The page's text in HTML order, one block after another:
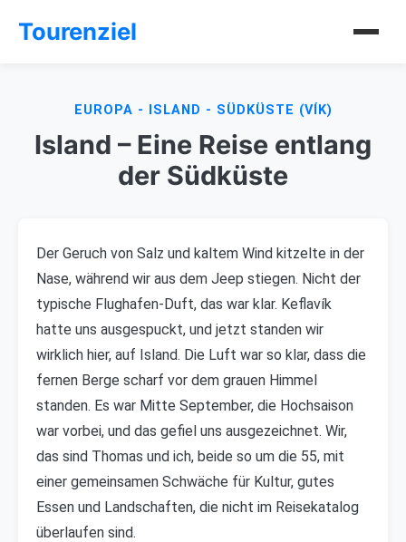
Tourenziel
EUROPA - ISLAND - SÜDKÜSTE (VÍK)
Island – Eine Reise entlang
der Südküste
Der Geruch von Salz und kaltem Wind kitzelte in der
Nase, während wir aus dem Jeep stiegen. Nicht der
typische Flughafen-Duft, das war klar. Keflavík
hatte uns ausgespuckt, und jetzt standen wir
wirklich hier, auf Island. Die Luft war so klar, dass die
fernen Berge scharf vor dem grauen Himmel
standen. Es war Mitte September, die Hochsaison
war vorbei, und das gefiel uns ausgezeichnet. Wir,
das sind Thomas und ich, beide so um die 55, mit
einer gemeinsamen Schwäche für Kultur, gutes
Essen und Landschaften, die nicht im Reisekatalog
überlaufen sind.